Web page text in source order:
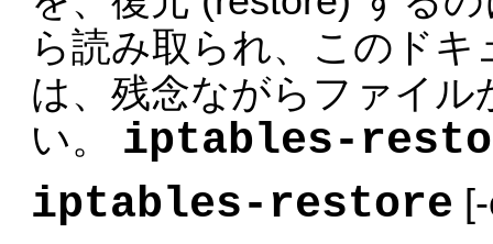
ら読み取られ、このド
は、残念ながらファイ
い。 iptables-
iptables-restore